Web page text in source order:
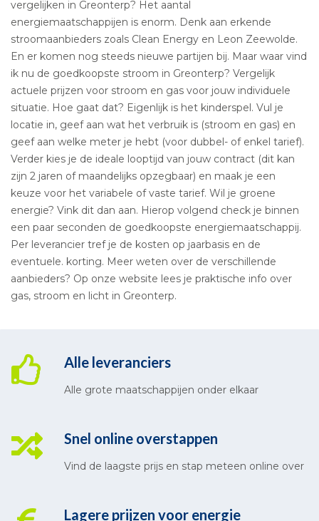
vergelijken in Greonterp? Het aantal
energiemaatschappijen is enorm. Denk aan erkende
stroomaanbieders zoals Clean Energy en Leon Zeewolde.
En er komen nog steeds nieuwe partijen bij. Maar waar vind
ik nu de goedkoopste stroom in Greonterp? Vergelijk
actuele prijzen voor stroom en gas voor jouw individuele
situatie. Hoe gaat dat? Eigenlijk is het kinderspel. Vul je
locatie in, geef aan wat het verbruik is (stroom en gas) en
geef aan welke meter je hebt (voor dubbel- of enkel tarief).
Verder kies je de ideale looptijd van jouw contract (dit kan
zijn 2 jaren of maandelijks opzegbaar) en maak je een
keuze voor het variabele of vaste tarief. Wil je groene
energie? Vink dit dan aan. Hierop volgend check je binnen
een paar seconden de goedkoopste energiemaatschappij.
Per leverancier tref je de kosten op jaarbasis en de
eventuele. korting. Meer weten over de verschillende
aanbieders? Op onze website lees je praktische info over
gas, stroom en licht in Greonterp.
Alle leveranciers
Alle grote maatschappijen onder elkaar
Snel online overstappen
Vind de laagste prijs en stap meteen online over
Lagere prijzen voor energie